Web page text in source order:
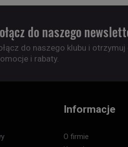
do naszego
do naszego klubu i
i rabaty.
Informacje
O firmie